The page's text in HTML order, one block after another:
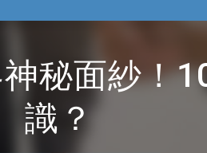
秘面紗！
識？